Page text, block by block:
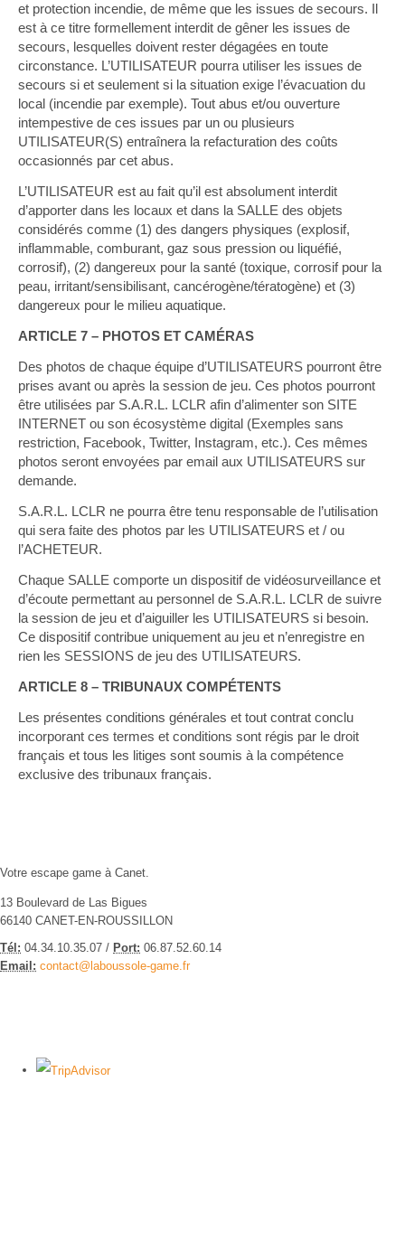
et protection incendie, de même que les issues de secours. Il
est à ce titre formellement interdit de gêner les issues de
secours, lesquelles doivent rester dégagées en toute
circonstance. L’UTILISATEUR pourra utiliser les issues de
secours si et seulement si la situation exige l’évacuation du
local (incendie par exemple). Tout abus et/ou ouverture
intempestive de ces issues par un ou plusieurs
UTILISATEUR(S) entraînera la refacturation des coûts
occasionnés par cet abus.
L’UTILISATEUR est au fait qu’il est absolument interdit
d’apporter dans les locaux et dans la SALLE des objets
considérés comme (1) des dangers physiques (explosif,
inflammable, comburant, gaz sous pression ou liquéfié,
corrosif), (2) dangereux pour la santé (toxique, corrosif pour la
peau, irritant/sensibilisant, cancérogène/tératogène) et (3)
dangereux pour le milieu aquatique.
ARTICLE 7 – PHOTOS ET CAMÉRAS
Des photos de chaque équipe d’UTILISATEURS pourront être
prises avant ou après la session de jeu. Ces photos pourront
être utilisées par S.A.R.L. LCLR afin d’alimenter son SITE
INTERNET ou son écosystème digital (Exemples sans
restriction, Facebook, Twitter, Instagram, etc.). Ces mêmes
photos seront envoyées par email aux UTILISATEURS sur
demande.
S.A.R.L. LCLR ne pourra être tenu responsable de l’utilisation
qui sera faite des photos par les UTILISATEURS et / ou
l’ACHETEUR.
Chaque SALLE comporte un dispositif de vidéosurveillance et
d’écoute permettant au personnel de S.A.R.L. LCLR de suivre
la session de jeu et d’aiguiller les UTILISATEURS si besoin.
Ce dispositif contribue uniquement au jeu et n’enregistre en
rien les SESSIONS de jeu des UTILISATEURS.
ARTICLE 8 – TRIBUNAUX COMPÉTENTS
Les présentes conditions générales et tout contrat conclu
incorporant ces termes et conditions sont régis par le droit
français et tous les litiges sont soumis à la compétence
exclusive des tribunaux français.
Votre escape game à Canet.
13 Boulevard de Las Bigues
66140 CANET-EN-ROUSSILLON
Tél: 04.34.10.35.07 / Port: 06.87.52.60.14
Email: contact@laboussole-game.fr